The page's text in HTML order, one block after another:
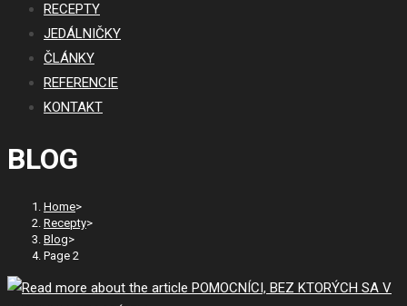
RECEPTY
JEDÁLNIČKY
ČLÁNKY
REFERENCIE
KONTAKT
BLOG
Home>
Recepty>
Blog>
Page 2